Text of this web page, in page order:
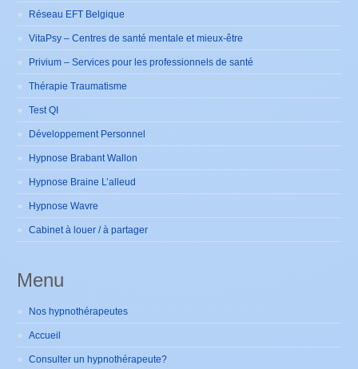
Réseau EFT Belgique
VitaPsy – Centres de santé mentale et mieux-être
Privium – Services pour les professionnels de santé
Thérapie Traumatisme
Test QI
Développement Personnel
Hypnose Brabant Wallon
Hypnose Braine L’alleud
Hypnose Wavre
Cabinet à louer / à partager
Menu
Nos hypnothérapeutes
Accueil
Consulter un hypnothérapeute?